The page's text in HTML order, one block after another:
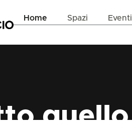
Home Spazi Eventi